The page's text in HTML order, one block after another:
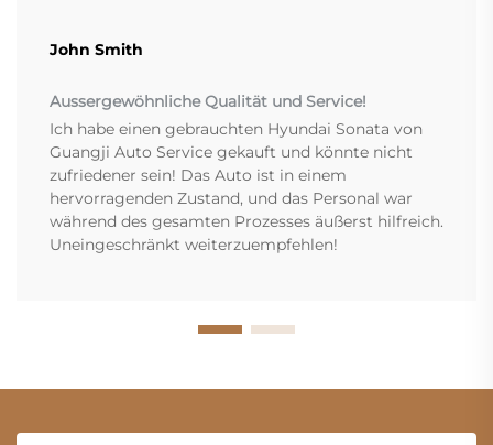
John Smith
Aussergewöhnliche Qualität und Service!
Ich habe einen gebrauchten Hyundai Sonata von
Guangji Auto Service gekauft und könnte nicht
zufriedener sein! Das Auto ist in einem
hervorragenden Zustand, und das Personal war
während des gesamten Prozesses äußerst hilfreich.
Uneingeschränkt weiterzuempfehlen!